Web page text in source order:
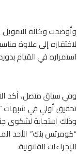
وأوضحت وكالة التمويل
لافتقاره إلى علاوة
استمراره في القيام
وفي سياق متصل، أكد
تحقيق أولي في شبهات
وذلك استجابة لشكوى
“كومرتس بنك” الأحد
الإجراءات القانونية.